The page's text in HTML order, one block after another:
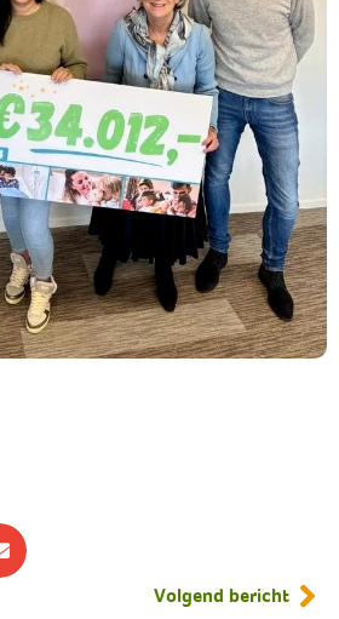
Volgend bericht